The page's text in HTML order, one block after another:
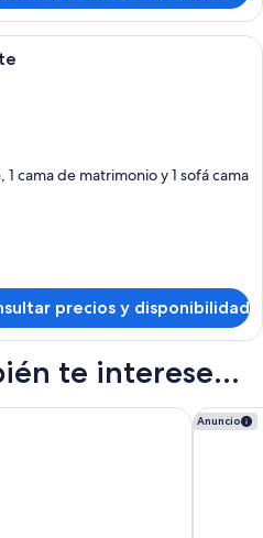
Habitación de hotel con cama,
cama de matrimonio y 1 sofá cama
precios y disponibilidad
te interese...
Anuncio
Dolce